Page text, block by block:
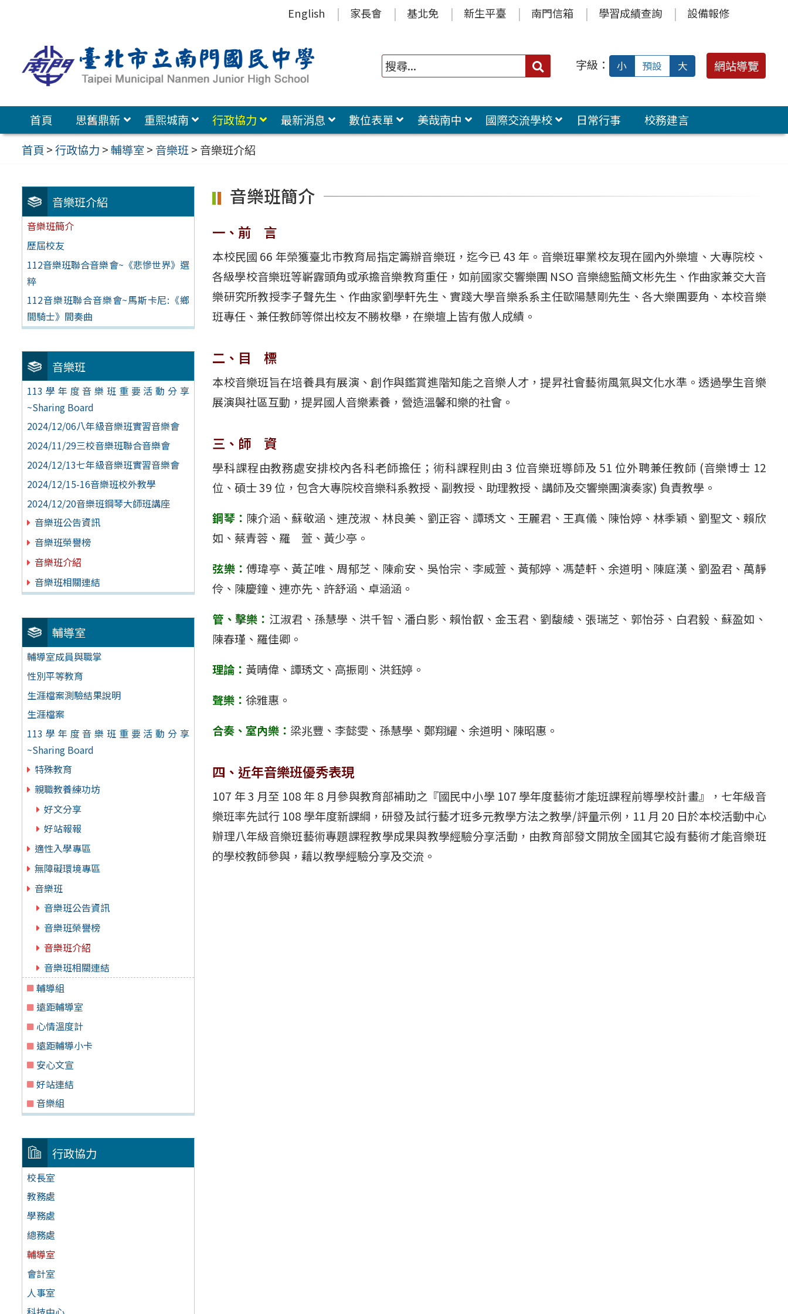
容
區
English 家長會 基北免 新生平臺 南門信箱 學習成績查詢 設備報修
搜
字級： 小 預設 大 網站導覽
首頁 思舊鼎新 重熙城南 行政協力 最新消息 數位表單 美哉南中 國際交流學校 日常行事
校務建言
首頁 >行政協力 >輔導室> 音樂班> 音樂班介紹
音樂班介紹
音樂班簡介
歷屆校友
112音樂班聯合音樂會~《悲慘世界》選
粹
112音樂班聯合音樂會~馬斯卡尼:《鄉
間騎士》間奏曲
音樂班
113學年度音樂班重要活動分享
~Sharing Board
2024/12/06八年級音樂班實習音樂會
2024/11/29三校音樂班聯合音樂會
2024/12/13七年級音樂班實習音樂會
2024/12/15-16音樂班校外教學
2024/12/20音樂班鋼琴大師班講座
音樂班公告資訊
音樂班榮譽榜
音樂班介紹
音樂班相關連結
輔導室
輔導室成員與職掌
性別平等教育
生涯檔案測驗結果說明
生涯檔案
113學年度音樂班重要活動分享
~Sharing Board
特殊教育
親職教養練功坊
好文分享
好站報報
適性入學專區
無障礙環境專區
音樂班
音樂班公告資訊
音樂班榮譽榜
音樂班介紹
音樂班相關連結
輔導組
遠距輔導室
心情溫度計
遠距輔導小卡
安心文宣
好站連結
音樂組
行政協力
校長室
教務處
學務處
總務處
輔導室
會計室
人事室
音樂班簡介
一、前 言
本校民國 66 年榮獲臺北市教育局指定籌辦音樂班，迄今已 43 年。音樂班畢業校友現在國內外樂壇、大專院校、
各級學校音樂班等嶄露頭角或承擔音樂教育重任，如前國家交響樂團 NSO 音樂總監簡文彬先生、作曲家兼交大音
樂研究所教授李子聲先生、作曲家劉學軒先生、實踐大學音樂系系主任歐陽慧剛先生、各大樂團要角、本校音樂
班專任、兼任教師等傑出校友不勝枚舉，在樂壇上皆有傲人成績。
二、目 標
本校音樂班旨在培養具有展演、創作與鑑賞進階知能之音樂人才，提昇社會藝術風氣與文化水準。透過學生音樂
展演與社區互動，提昇國人音樂素養，營造溫馨和樂的社會。
三、師 資
學科課程由教務處安排校內各科老師擔任；術科課程則由 3 位音樂班導師及 51 位外聘兼任教師 (音樂博士 12
位、碩士 39 位，包含大專院校音樂科系教授、副教授、助理教授、講師及交響樂團演奏家) 負責教學。
鋼琴： 陳介涵、蘇敬涵、連茂淑、林良美、劉正容、譚琇文、王麗君、王真儀、陳怡婷、林季穎、劉聖文、賴欣
如、蔡青蓉、羅 萱、黃少亭。
弦樂：傅瑋亭、黃芷唯、周郁芝、陳俞安、吳怡宗、李威萱、黃郁婷、馮楚軒、余道明、陳庭漢、劉盈君、萬靜
伶、陳慶鐘、連亦先、許舒涵、卓涵涵。
管、擊樂： 江淑君、孫慧學、洪千智、潘白影、賴怡叡、金玉君、劉馥綾、張瑞芝、郭怡芬、白君毅、蘇盈如、
陳春瑾、羅佳卿。
理論： 黃晴偉、譚琇文、高振剛、洪鈺婷。
聲樂：徐雅惠。
合奏、室內樂： 梁兆豐、李懿雯、孫慧學、鄭翔耀、余道明、陳昭惠。
四、近年音樂班優秀表現
107 年 3 月至 108 年 8 月參與教育部補助之『國民中小學 107 學年度藝術才能班課程前導學校計畫』，七年級音
樂班率先試行 108 學年度新課綱，研發及試行藝才班多元教學方法之教學/評量示例，11 月 20 日於本校活動中心
辦理八年級音樂班藝術專題課程教學成果與教學經驗分享活動，由教育部發文開放全國其它設有藝術才能音樂班
的學校教師參與，藉以教學經驗分享及交流。